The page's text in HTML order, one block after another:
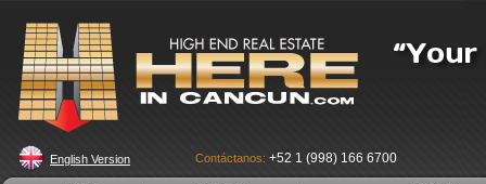
English Version Contáctanos: +52 1 (998) 166 6700